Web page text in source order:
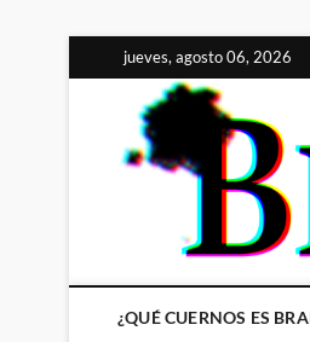
al
contenido
jueves, agosto 06, 2026
¿QUÉ CUERNOS ES